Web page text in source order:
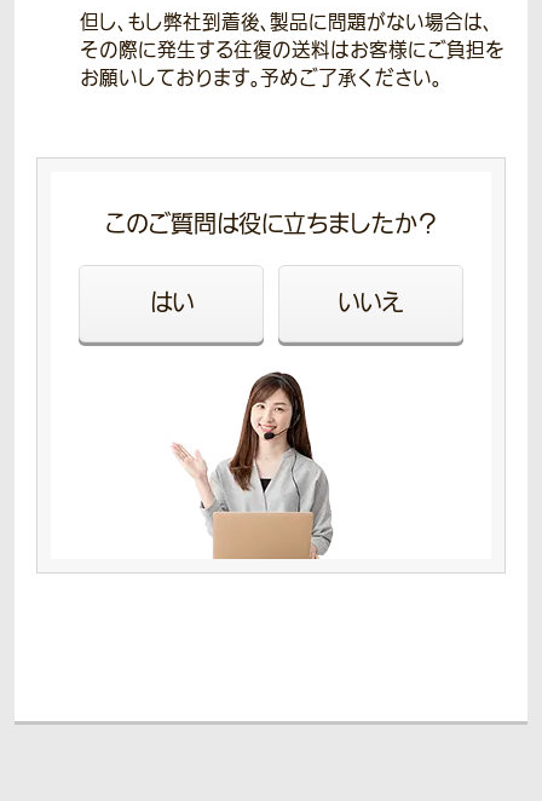
但し、もし弊社到着後、製品に問題がない場合は、
その際に発生する往復の送料はお客様にご負担を
お願いしております。予めご了承ください。
このご質問は役に立ちましたか？
はい いいえ